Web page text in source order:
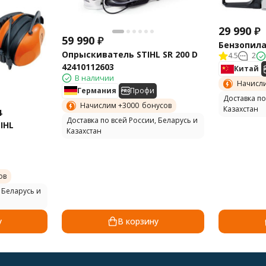
и
59 990 ₽
Опрыскиватель STIHL SR 200 D
42410112603
В наличии
Германия
Профи
Начислим +3000 бонусов
Доставка по всей России, Беларусь и
Казахстан
В корзину
29 990 ₽
4.5
2
Китай
Доставка
Казахстан